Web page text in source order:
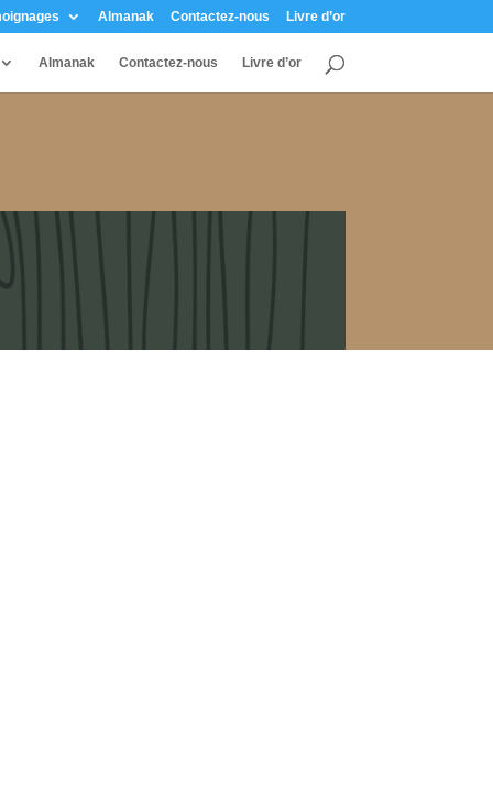
Almanak Contactez-nous Livre d’or
Almanak Contactez-nous Livre d’or